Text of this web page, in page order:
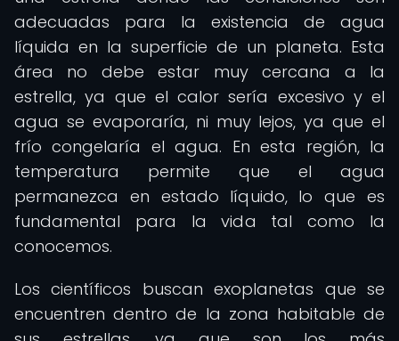
adecuadas para la existencia de agua
líquida en la superficie de un planeta. Esta
área no debe estar muy cercana a la
estrella, ya que el calor sería excesivo y el
agua se evaporaría, ni muy lejos, ya que el
frío congelaría el agua. En esta región, la
temperatura permite que el agua
permanezca en estado líquido, lo que es
fundamental para la vida tal como la
conocemos.
Los científicos buscan exoplanetas que se
encuentren dentro de la zona habitable de